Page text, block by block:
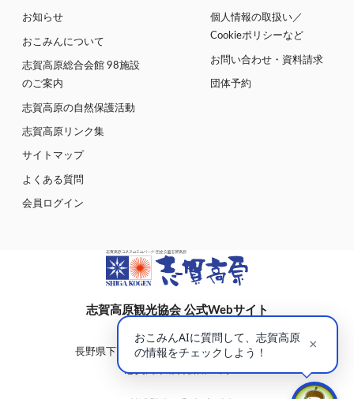
お知らせ
おこみんについて
志賀高原総合会館 98施設
のご案内
志賀高原の自然保護活動
志賀高原リンク集
サイトマップ
よくある質問
会員ログイン
個人情報の取扱い／
Cookieポリシーなど
お問い合わせ・資料請求
団体予約
志賀高原観光協会 公式Webサイト
〒381-0401
長野県下高井郡山ノ内町大字平穏7148(蓮池)
志賀高原総合会館98内